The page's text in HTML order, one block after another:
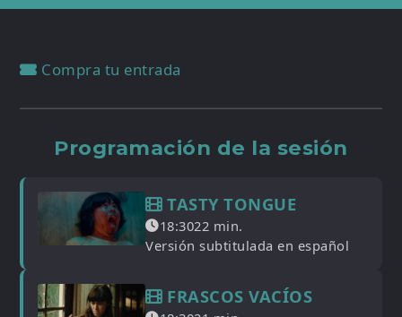
Compra tu entrada
Programación de la sesión
TASTY TONGUE
18:3022 min.
Versión subtitulada en español
FRASCOS VACÍOS